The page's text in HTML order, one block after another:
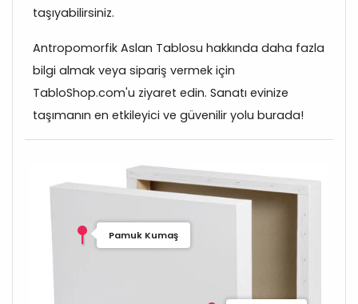
taşıyabilirsiniz.
Antropomorfik Aslan Tablosu hakkında daha fazla
bilgi almak veya sipariş vermek için
TabloShop.com'u ziyaret edin. Sanatı evinize
taşımanın en etkileyici ve güvenilir yolu burada!
Pamuk Kumaş